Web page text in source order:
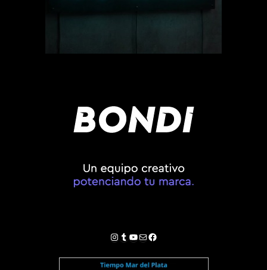
Instagram
Tumblr
YouTube
Correo electrónico
Facebook